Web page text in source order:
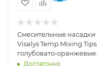
Смесительные насадки
Visalys Temp Mixing Tips,
голубовато-оранжевые,
15 шт. 13789.15 Kettenbach
Достаточно